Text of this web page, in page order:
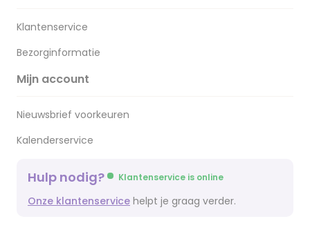
Klantenservice
Bezorginformatie
Mijn account
Nieuwsbrief voorkeuren
Kalenderservice
Hulp nodig? Klantenservice is online
Onze klantenservice helpt je graag verder.